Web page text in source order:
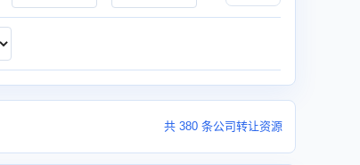
共 380 条公司转让资源